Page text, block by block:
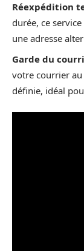
Réexpédition
durée, ce
une adresse
Garde du
votre courrier
définie, idéal